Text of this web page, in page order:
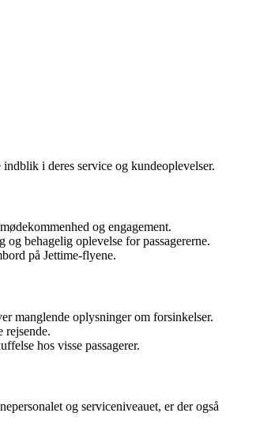
i deres service og kundeoplevelser.
og engagement.
behagelig oplevelse for passagererne.
på Jettime-flyene.
manglende oplysninger om forsinkelser.
rejsende.
hos visse passagerer.
og serviceniveauet, er der også